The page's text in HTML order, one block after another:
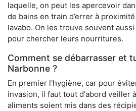
laquelle, on peut les apercevoir
de bains en train d’errer à proximité
lavabo. On les trouve souvent
pour chercher leurs nourritures.
Comment se débarrasser et
Narbonne ?
En premier l'hygiène, car pour
invasion, il faut tout d'abord veiller
aliments soient mis dans des